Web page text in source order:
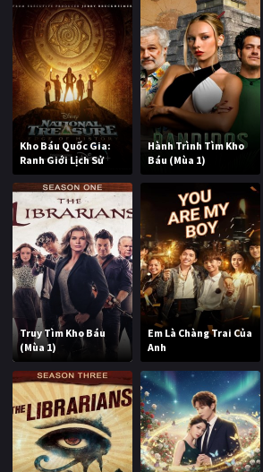
Kho Báu Quốc Gia:
Ranh Giới Lịch Sử
Hành Trình Tìm Kho
Báu (Mùa 1)
Truy Tìm Kho Báu
(Mùa 1)
Em Là Chàng Trai Của
Anh